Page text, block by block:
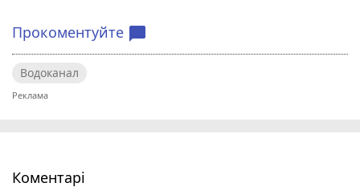
Прокоментуйте chat_bubble
Водоканал
Коментарі